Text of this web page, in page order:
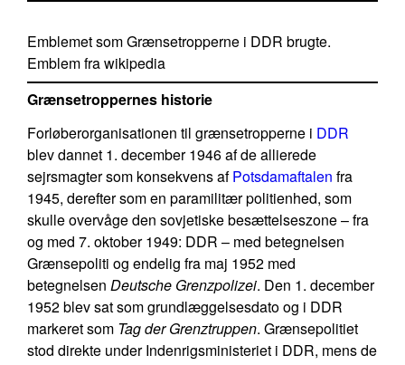
Emblemet som Grænsetropperne i DDR brugte.
Emblem fra wikipedia
Grænsetroppernes historie
Forløberorganisationen til grænsetropperne i DDR
blev dannet 1. december 1946 af de allierede
sejrsmagter som konsekvens afPotsdamaftalen fra
1945, derefter som en paramilitær politienhed, som
skulle overvåge den sovjetiske besættelseszone – fra
og med 7. oktober 1949: DDR – med betegnelsen
Grænsepoliti og endelig fra maj 1952 med
betegnelsen Deutsche Grenzpolizei. Den 1. december
1952 blev sat som grundlæggelsesdato og i DDR
markeret som Tag der Grenztruppen. Grænsepolitiet
stod direkte under Indenrigsministeriet i DDR, mens de